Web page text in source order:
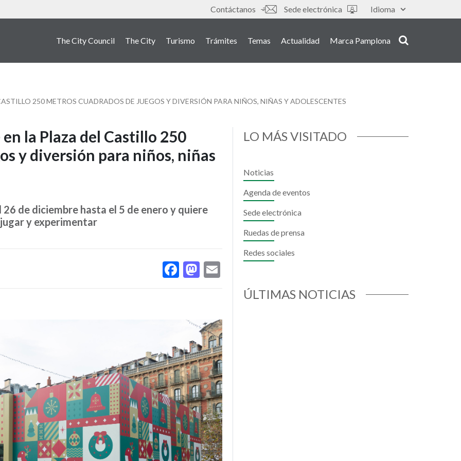
Idioma
Tools
Contáctanos Sede electrónica
The City Council The City Turismo Trámites Temas Actualidad Marca Pamplona
250 METROS CUADRADOS DE JUEGOS Y DIVERSIÓN PARA NIÑOS, NIÑAS Y ADOLESCENTES
la Plaza del Castillo 250
y diversión para niños, niñas
de diciembre hasta el 5 de enero y quiere
y experimentar
Facebook
Mastodon
Email
LO MÁS VISITADO
Noticias
Agenda de eventos
Sede electrónica
Ruedas de prensa
Redes sociales
ÚLTIMAS NOTICIAS